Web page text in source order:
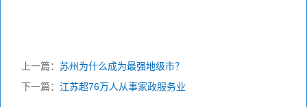
上一篇： 苏州为什么成为最强地级市？
下一篇： 江苏超76万人从事家政服务业